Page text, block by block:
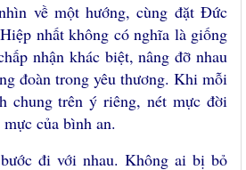
về một hướng, cùng đặt Đức
nhất không có nghĩa là giống
nhận khác biệt, nâng đỡ nhau
đoàn trong yêu thương. Khi mỗi
chung trên ý riêng, nét mực đời
của bình an.
đi với nhau. Không ai bị bỏ